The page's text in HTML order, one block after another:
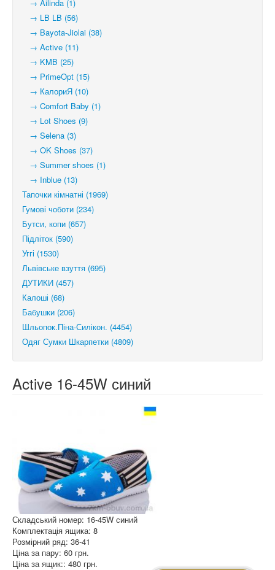
→ Ailinda (1)
→ LB LB (56)
→ Bayota-Jiolai (38)
→ Active (11)
→ KMB (25)
→ PrimeOpt (15)
→ КалориЯ (10)
→ Comfort Baby (1)
→ Lot Shoes (9)
→ Selena (3)
→ OK Shoes (37)
→ Summer shoes (1)
→ Inblue (13)
Тапочки кімнатні (1969)
Гумові чоботи (234)
Бутси, копи (657)
Підліток (590)
Уггі (1530)
Львівське взуття (695)
ДУТИКИ (457)
Калоші (68)
Бабушки (206)
Шльопок.Піна-Силікон. (4454)
Одяг Сумки Шкарпетки (4809)
Active 16-45W синий
Складський номер: 16-45W синий
Комплектація ящика: 8
Розмірний ряд: 36-41
Ціна за пару: 60 грн.
Ціна за ящик:: 480 грн.